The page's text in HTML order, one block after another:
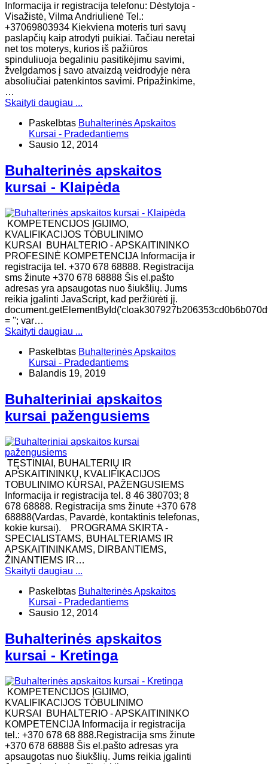
Informacija ir registracija telefonu: Dėstytoja -
Visažistė, Vilma Andriulienė Tel.:
+37069803934 Kiekviena moteris turi savų
paslapčių kaip atrodyti puikiai. Tačiau neretai
net tos moterys, kurios iš pažiūros
spinduliuoja begaliniu pasitikėjimu savimi,
žvelgdamos į savo atvaizdą veidrodyje nėra
absoliučiai patenkintos savimi. Pripažinkime,
…
Skaityti daugiau ...
Paskelbtas Buhalterinės Apskaitos
Kursai - Pradedantiems
Sausio 12, 2014
Buhalterinės apskaitos
kursai - Klaipėda
KOMPETENCIJOS ĮGIJIMO,
KVALIFIKACIJOS TOBULINIMO
KURSAI BUHALTERIO - APSKAITININKO
PROFESINĖ KOMPETENCIJA Informacija ir
registracija tel. +370 678 68888. Registracija
sms žinute +370 678 68888 Šis el.pašto
adresas yra apsaugotas nuo šiukšlių. Jums
reikia įgalinti JavaScript, kad peržiūrėti jį.
= ''; var…
Skaityti daugiau ...
Paskelbtas Buhalterinės Apskaitos
Kursai - Pradedantiems
Balandis 19, 2019
Buhalteriniai apskaitos
kursai pažengusiems
TĘSTINIAI, BUHALTERIŲ IR
APSKAITININKŲ, KVALIFIKACIJOS
TOBULINIMO KURSAI, PAŽENGUSIEMS
Informacija ir registracija tel. 8 46 380703; 8
678 68888. Registracija sms žinute +370 678
68888(Vardas, Pavardė, kontaktinis telefonas,
kokie kursai). ​PROGRAMA SKIRTA -
SPECIALISTAMS, BUHALTERIAMS IR
APSKAITININKAMS, DIRBANTIEMS,
ŽINANTIEMS IR…
Skaityti daugiau ...
Paskelbtas Buhalterinės Apskaitos
Kursai - Pradedantiems
Sausio 12, 2014
Buhalterinės apskaitos
kursai - Kretinga
KOMPETENCIJOS ĮGIJIMO,
KVALIFIKACIJOS TOBULINIMO
KURSAI BUHALTERIO - APSKAITININKO
KOMPETENCIJA Informacija ir registracija
tel.: +370 678 68 888.Registracija sms žinute
+370 678 68888 Šis el.pašto adresas yra
apsaugotas nuo šiukšlių. Jums reikia įgalinti